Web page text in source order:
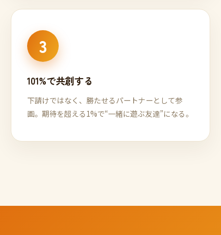
3
101%で共創する
下請けではなく、勝たせるパートナーとして参
画。期待を超える1%で“一緒に遊ぶ友達”になる。